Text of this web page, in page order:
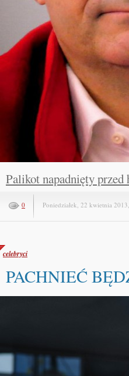
Palikot napadnięty przed
0 Poniedziałek, 22 kwietnia
celebryci
PACHNIEĆ